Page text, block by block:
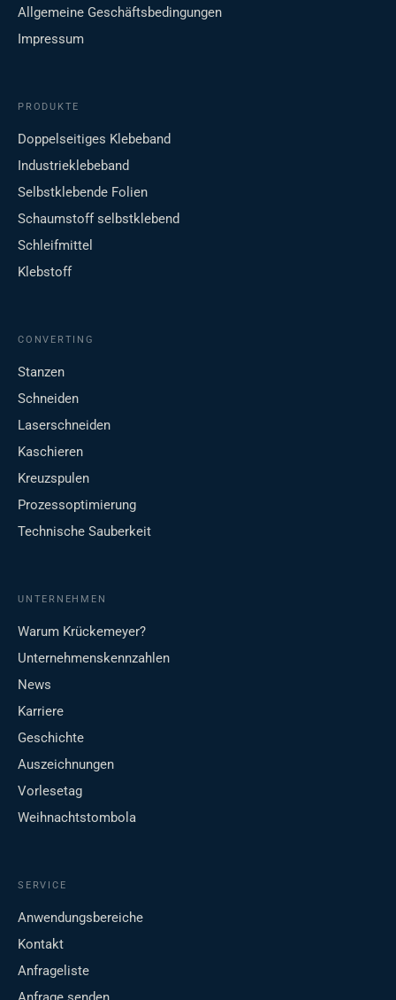
Allgemeine Geschäftsbedingungen
Impressum
PRODUKTE
Doppelseitiges Klebeband
Industrieklebeband
Selbstklebende Folien
Schaumstoff selbstklebend
Schleifmittel
Klebstoff
CONVERTING
Stanzen
Schneiden
Laserschneiden
Kaschieren
Kreuzspulen
Prozessoptimierung
Technische Sauberkeit
UNTERNEHMEN
Warum Krückemeyer?
Unternehmenskennzahlen
News
Karriere
Geschichte
Auszeichnungen
Vorlesetag
Weihnachtstombola
SERVICE
Anwendungsbereiche
Kontakt
Anfrageliste